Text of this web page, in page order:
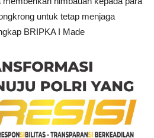
untuk tetap menjaga
BRIPKA I Made